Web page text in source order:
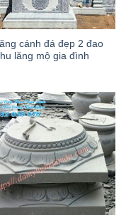
cánh đá đẹp 2 đao
lăng mộ gia đình